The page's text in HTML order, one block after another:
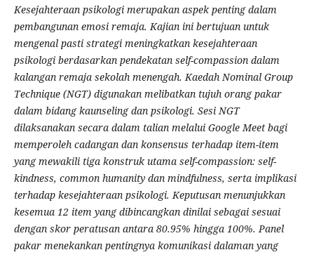
Kesejahteraan psikologi merupakan aspek penting dalam
pembangunan emosi remaja. Kajian ini bertujuan untuk
mengenal pasti strategi meningkatkan kesejahteraan
psikologi berdasarkan pendekatan self-compassion dalam
kalangan remaja sekolah menengah. Kaedah Nominal Group
Technique (NGT) digunakan melibatkan tujuh orang pakar
dalam bidang kaunseling dan psikologi. Sesi NGT
dilaksanakan secara dalam talian melalui Google Meet bagi
memperoleh cadangan dan konsensus terhadap item-item
yang mewakili tiga konstruk utama self-compassion: self-
kindness, common humanity dan mindfulness, serta implikasi
terhadap kesejahteraan psikologi. Keputusan menunjukkan
kesemua 12 item yang dibincangkan dinilai sebagai sesuai
dengan skor peratusan antara 80.95% hingga 100%. Panel
pakar menekankan pentingnya komunikasi dalaman yang